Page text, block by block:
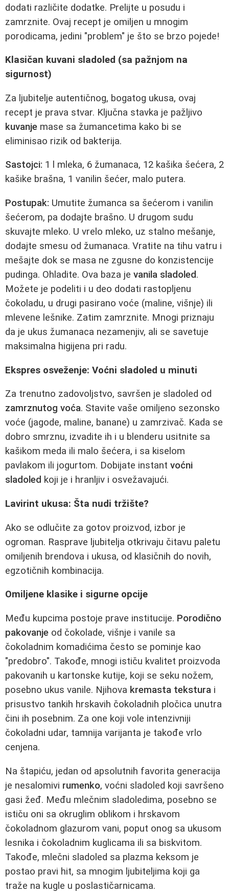
dodati različite dodatke. Prelijte u posudu i
zamrznite. Ovaj recept je omiljen u mnogim
porodicama, jedini "problem" je što se brzo pojede!
Klasičan kuvani sladoled (sa pažnjom na
sigurnost)
Za ljubitelje autentičnog, bogatog ukusa, ovaj
recept je prava stvar. Ključna stavka je pažljivo
kuvanje mase sa žumancetima kako bi se
eliminisao rizik od bakterija.
Sastojci: 1 l mleka, 6 žumanaca, 12 kašika šećera, 2
kašike brašna, 1 vanilin šećer, malo putera.
Postupak: Umutite žumanca sa šećerom i vanilin
šećerom, pa dodajte brašno. U drugom sudu
skuvajte mleko. U vrelo mleko, uz stalno mešanje,
dodajte smesu od žumanaca. Vratite na tihu vatru i
mešajte dok se masa ne zgusne do konzistencije
pudinga. Ohladite. Ova baza je vanila sladoled.
Možete je podeliti i u deo dodati rastopljenu
čokoladu, u drugi pasirano voće (maline, višnje) ili
mlevene lešnike. Zatim zamrznite. Mnogi priznaju
da je ukus žumanaca nezamenjiv, ali se savetuje
maksimalna higijena pri radu.
Ekspres osveženje: Voćni sladoled u minuti
Za trenutno zadovoljstvo, savršen je sladoled od
zamrznutog voća. Stavite vaše omiljeno sezonsko
voće (jagode, maline, banane) u zamrzivač. Kada se
dobro smrznu, izvadite ih i u blenderu usitnite sa
kašikom meda ili malo šećera, i sa kiselom
pavlakom ili jogurtom. Dobijate instant voćni
sladoled koji je i hranljiv i osvežavajući.
Lavirint ukusa: Šta nudi tržište?
Ako se odlučite za gotov proizvod, izbor je
ogroman. Rasprave ljubitelja otkrivaju čitavu paletu
omiljenih brendova i ukusa, od klasičnih do novih,
egzotičnih kombinacija.
Omiljene klasike i sigurne opcije
Među kupcima postoje prave institucije. Porodično
pakovanje od čokolade, višnje i vanile sa
čokoladnim komadićima često se pominje kao
"predobro". Takođe, mnogi ističu kvalitet proizvoda
pakovanih u kartonske kutije, koji se seku nožem,
posebno ukus vanile. Njihova kremasta tekstura i
prisustvo tankih hrskavih čokoladnih pločica unutra
čini ih posebnim. Za one koji vole intenzivniji
čokoladni udar, tamnija varijanta je takođe vrlo
cenjena.
Na štapiću, jedan od apsolutnih favorita generacija
je nesalomivi rumenko, voćni sladoled koji savršeno
gasi žeđ. Među mlečnim sladoledima, posebno se
ističu oni sa okruglim oblikom i hrskavom
čokoladnom glazurom vani, poput onog sa ukusom
lesnika i čokoladnim kuglicama ili sa biskvitom.
Takođe, mlečni sladoled sa plazma keksom je
postao pravi hit, sa mnogim ljubiteljima koji ga
traže na kugle u poslastičarnicama.